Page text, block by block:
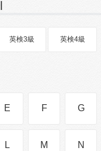
英検3級 英検4級
E F G
L M N